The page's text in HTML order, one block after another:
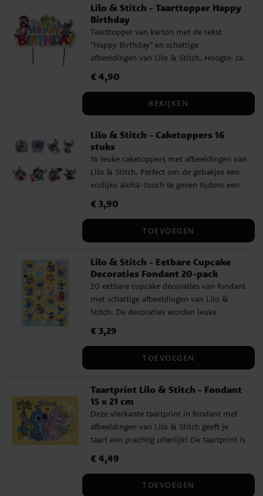
Lilo & Stitch - Taarttopper Happy
Birthday
Taarttopper van karton met de tekst
"Happy Birthday" en schattige
afbeeldingen van Lilo & Stitch. Hoogte: ca.
Prijs :€ 4,90
€ 4,90
BEKIJKEN
Lilo & Stitch - Caketoppers 16
stuks
16 leuke caketoppers met afbeeldingen van
Lilo & Stitch. Perfect om de gebakjes een
vrolijke aloha-touch te geven tijdens een
hoog.
Prijs:€ 3,90
€ 3,90
TOEVOEGEN
Lilo & Stitch - Eetbare Cupcake
Decoraties Fondant 20-pack
20 eetbare cupcake decoraties van fondant
met schattige afbeeldingen van Lilo &
Stitch. De decoraties worden leuke
verjaardagstaart. De decoraties hebben
klaar om direct op de muffins te worden
koel bewaard en zijn ruim een jaar
houdbaar. Ingrediënten: Zetmeel,
zoetstoffen: E965, E955, stabilisatoren:
E460i, E414, E466, verdikkingsmiddel,
maltodextrine, bevochtigingsmiddel: E422,
emulgator: E433, smaakstoffen,
conserveermiddelen: E330, E202,
kleurstoffen: E102, E122, E133, E151. E102 en
Prijs:€ 3,29
€ 3,29
TOEVOEGEN
Taartprint Lilo & Stitch - Fondant
15 x 21 cm
Deze vierkante taartprint in fondant met
afbeeldingen van Lilo & Stitch geeft je
taart een prachtig uiterlijk! De taartprint is
heeft een scherpere print dan een
afbeelding een goede vanillesmaak. De
Prijs :€ 4,49
€ 4,49
TOEVOEGEN